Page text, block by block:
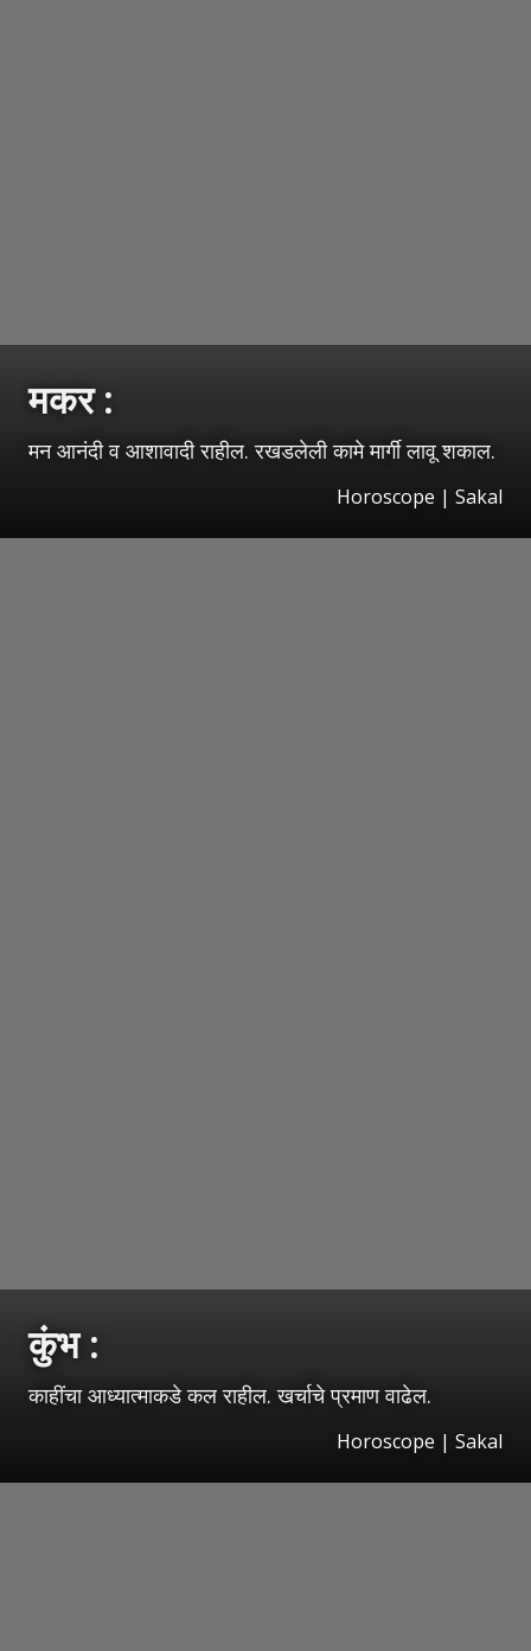
मकर :
मन आनंदी व आशावादी राहील. रखडलेली कामे मार्गी लावू शकाल.
Horoscope | Sakal
कुंभ :
काहींचा आध्यात्माकडे कल राहील. खर्चाचे प्रमाण वाढेल.
Horoscope | Sakal